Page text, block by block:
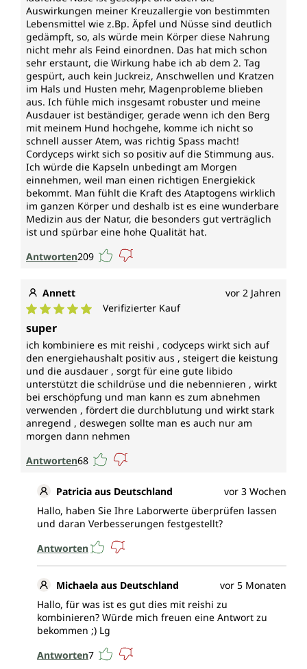
Auswirkungen meiner Kreuzallergie von bestimmten
Lebensmittel wie z.Bp. Äpfel und Nüsse sind deutlich
gedämpft, so, als würde mein Körper diese Nahrung
nicht mehr als Feind einordnen. Das hat mich schon
sehr erstaunt, die Wirkung habe ich ab dem 2. Tag
gespürt, auch kein Juckreiz, Anschwellen und Kratzen
im Hals und Husten mehr, Magenprobleme blieben
aus. Ich fühle mich insgesamt robuster und meine
Ausdauer ist beständiger, gerade wenn ich den Berg
mit meinem Hund hochgehe, komme ich nicht so
schnell ausser Atem, was richtig Spass macht!
Cordyceps wirkt sich so positiv auf die Stimmung aus.
Ich würde die Kapseln unbedingt am Morgen
einnehmen, weil man einen richtigen Energiekick
bekommt. Man fühlt die Kraft des Ataptogens wirklich
im ganzen Körper und deshalb ist es eine wunderbare
Medizin aus der Natur, die besonders gut verträglich
ist und spürbar eine hohe Qualität hat.
Antworten209
Annett vor 2 Jahren
Verifizierter Kauf
super
ich kombiniere es mit reishi , codyceps wirkt sich auf
den energiehaushalt positiv aus , steigert die keistung
und die ausdauer , sorgt für eine gute libido
unterstützt die schildrüse und die nebennieren , wirkt
bei erschöpfung und man kann es zum abnehmen
verwenden , fördert die durchblutung und wirkt stark
anregend , deswegen sollte man es auch nur am
morgen dann nehmen
Antworten68
Patricia aus Deutschland
vor 3 Wochen
Hallo, haben Sie Ihre Laborwerte überprüfen lassen
und daran Verbesserungen festgestellt?
Antworten
Michaela aus Deutschland
vor 5 Monaten
Hallo, für was ist es gut dies mit reishi zu
kombinieren? Würde mich freuen eine Antwort zu
bekommen ;) Lg
Antworten7